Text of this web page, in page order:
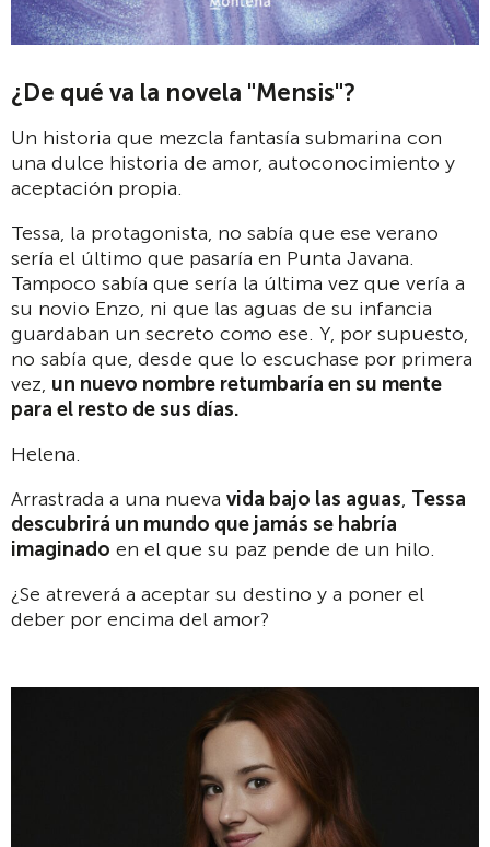
¿De qué va la novela "Mensis"?
Un historia que mezcla fantasía submarina con
una dulce historia de amor, autoconocimiento y
aceptación propia.
Tessa, la protagonista, no sabía que ese verano
sería el último que pasaría en Punta Javana.
Tampoco sabía que sería la última vez que vería a
su novio Enzo, ni que las aguas de su infancia
guardaban un secreto como ese. Y, por supuesto,
no sabía que, desde que lo escuchase por primera
vez, un nuevo nombre retumbaría en su mente
para el resto de sus días.
Helena.
Arrastrada a una nueva vida bajo las aguas, Tessa
descubrirá un mundo que jamás se habría
imaginado en el que su paz pende de un hilo.
¿Se atreverá a aceptar su destino y a poner el
deber por encima del amor?